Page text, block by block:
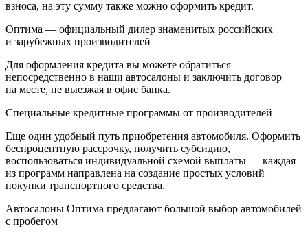
взноса, на эту сумму также можно оформить кредит.
Оптима — официальный дилер знаменитых российских
и зарубежных производителей
Для оформления кредита вы можете обратиться
непосредственно в наши автосалоны и заключить договор
на месте, не выезжая в офис банка.
Специальные кредитные программы от производителей
Еще один удобный путь приобретения автомобиля. Оформить
беспроцентную рассрочку, получить субсидию,
воспользоваться индивидуальной схемой выплаты — каждая
из программ направлена на создание простых условий
покупки транспортного средства.
Автосалоны Оптима предлагают большой выбор автомобилей
с пробегом